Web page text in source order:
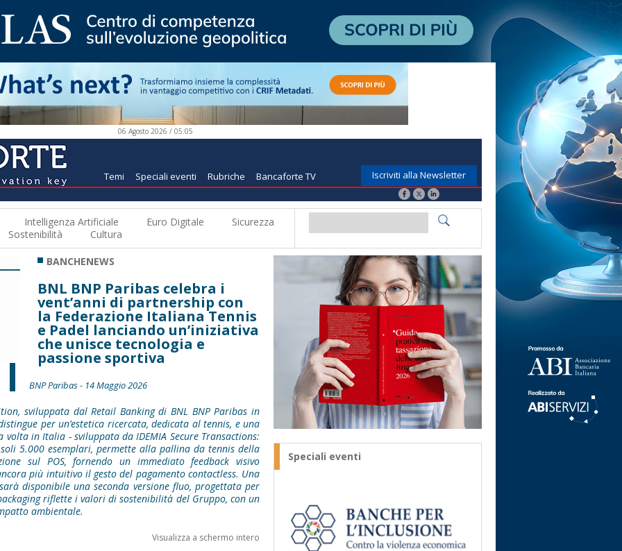
06 Agosto 2026 / 05:05
Temi Speciali eventi Rubriche Bancaforte TV Iscriviti alla Newsletter
Intelligenza Artificiale Euro Digitale
Sicurezza
Sostenibilità Cultura
BANCHENEWS
BNL BNP Paribas celebra i
vent’anni di partnership con
la Federazione Italiana Tennis
e Padel lanciando un’iniziativa
che unisce tecnologia e
passione sportiva
BNP Paribas - 14 Maggio 2026
sviluppata dal Retail Banking di BNL BNP Paribas in
per un’estetica ricercata, dedicata al tennis, e una
in Italia - sviluppata da IDEMIA Secure Transactions:
5.000 esemplari, permette alla pallina da tennis della
sul POS, fornendo un immediato feedback visivo
più intuitivo il gesto del pagamento contactless. Una
disponibile una seconda versione fluo, progettata per
riflette i valori di sostenibilità del Gruppo, con un
ambientale.
Visualizza a schermo intero
Speciali eventi